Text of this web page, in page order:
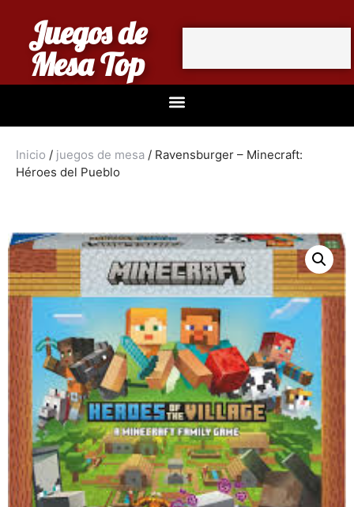
Juegos de
Mesa Top
Inicio / juegos de mesa / Ravensburger – Minecraft:
Héroes del Pueblo